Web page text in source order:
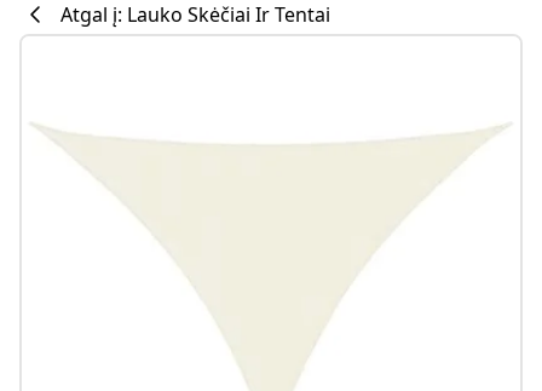
Atgal į: Lauko Skėčiai Ir Tentai